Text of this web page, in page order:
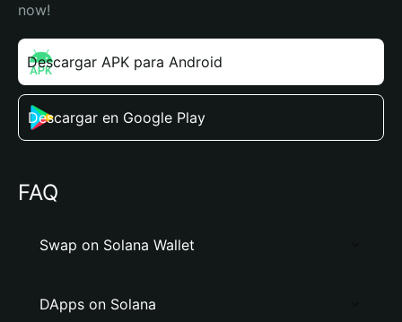
now!
Descargar APK para Android
Descargar en Google Play
FAQ
Swap on Solana Wallet
DApps on Solana